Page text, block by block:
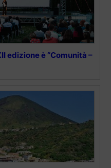
edizione è “Comunità –